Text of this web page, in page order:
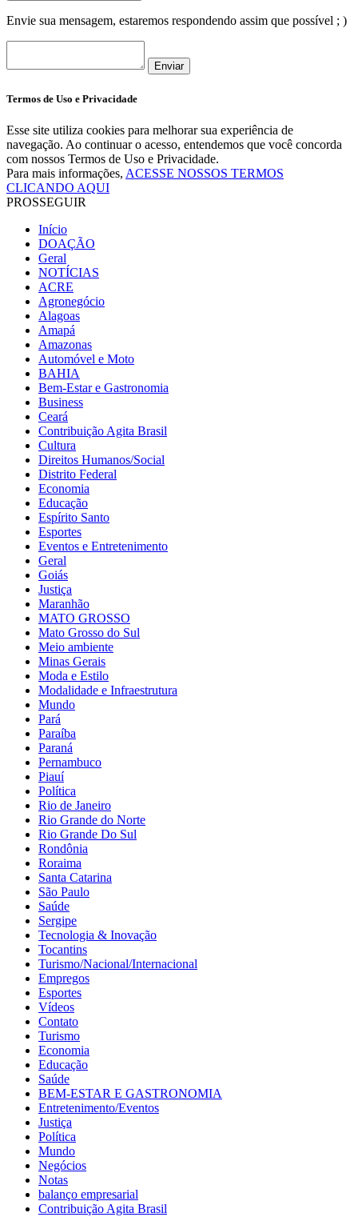
Envie sua mensagem, estaremos respondendo assim que possível ; )
Enviar
Termos de Uso e Privacidade
Esse site utiliza cookies para melhorar sua experiência de
navegação. Ao continuar o acesso, entendemos que você concorda
com nossos Termos de Uso e Privacidade.
Para mais informações, ACESSE NOSSOS TERMOS
CLICANDO AQUI
PROSSEGUIR
Início
DOAÇÃO
Geral
NOTÍCIAS
ACRE
Agronegócio
Alagoas
Amapá
Amazonas
Automóvel e Moto
BAHIA
Bem-Estar e Gastronomia
Business
Ceará
Contribuição Agita Brasil
Cultura
Direitos Humanos/Social
Distrito Federal
Economia
Educação
Espírito Santo
Esportes
Eventos e Entretenimento
Geral
Goiás
Justiça
Maranhão
MATO GROSSO
Mato Grosso do Sul
Meio ambiente
Minas Gerais
Moda e Estilo
Modalidade e Infraestrutura
Mundo
Pará
Paraíba
Paraná
Pernambuco
Piauí
Política
Rio de Janeiro
Rio Grande do Norte
Rio Grande Do Sul
Rondônia
Roraima
Santa Catarina
São Paulo
Saúde
Sergipe
Tecnologia & Inovação
Tocantins
Turismo/Nacional/Internacional
Empregos
Esportes
Vídeos
Contato
Turismo
Economia
Educação
Saúde
BEM-ESTAR E GASTRONOMIA
Entretenimento/Eventos
Justiça
Política
Mundo
Negócios
Notas
balanço empresarial
Contribuição Agita Brasil